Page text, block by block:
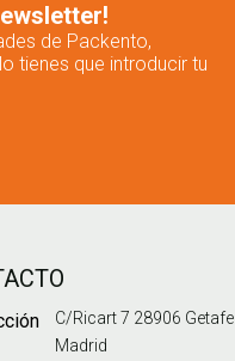
de Packento,
tienes que introducir tu
C/Ricart 7 28906 Getafe
Madrid